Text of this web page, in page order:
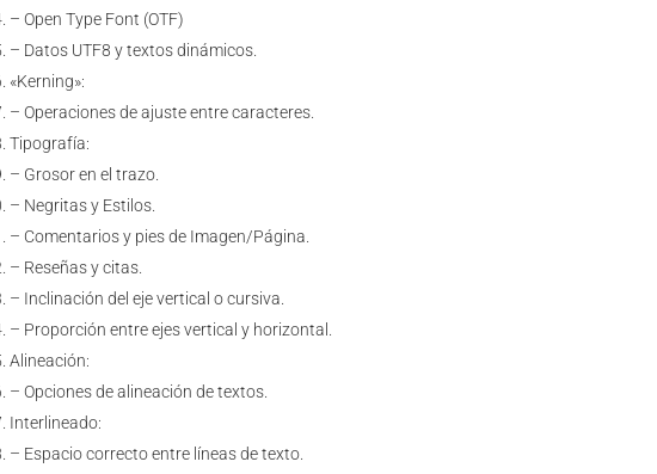
– Open Type Font (OTF)
– Datos UTF8 y textos dinámicos.
«Kerning»:
– Operaciones de ajuste entre caracteres.
Tipografía:
– Grosor en el trazo.
– Negritas y Estilos.
– Comentarios y pies de Imagen/Página.
– Reseñas y citas.
– Inclinación del eje vertical o cursiva.
– Proporción entre ejes vertical y horizontal.
Alineación:
– Opciones de alineación de textos.
Interlineado:
– Espacio correcto entre líneas de texto.